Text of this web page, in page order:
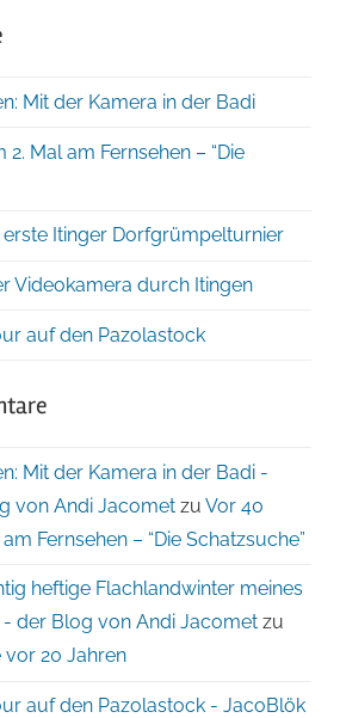
Mit der Kamera in der Badi
Mal am Fernsehen – “Die
erste Itinger Dorfgrümpelturnier
Videokamera durch Itingen
auf den Pazolastock
Mit der Kamera in der Badi -
von Andi Jacomet zu Vor 40
Fernsehen – “Die Schatzsuche”
heftige Flachlandwinter meines
der Blog von Andi Jacomet zu
vor 20 Jahren
auf den Pazolastock - JacoBlök